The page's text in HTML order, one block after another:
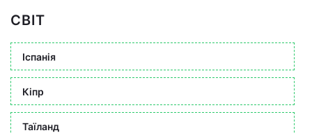
СВІТ
Іспанія
Кіпр
Таїланд